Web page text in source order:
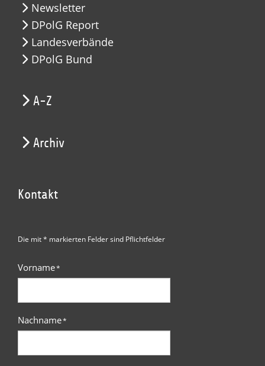
Newsletter
DPolG Report
Landesverbände
DPolG Bund
A-Z
Archiv
Kontakt
Die mit * markierten Felder sind Pflichtfelder
Vorname*
Nachname*